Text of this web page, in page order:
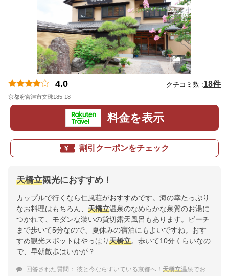
4.0 クチコミ数 :18件
京都府宮津市文珠185-18
料金を表示
割引クーポンをチェック
天橋立観光におすすめ！
カップルで行くなら仁風荘がおすすめです。海の幸たっぷり
なお料理はもちろん、 天橋立温泉のなめらかな泉質のお湯に
つかれて、モダンな装いの貸切露天風呂もあります。ビーチ
まで歩いて5分なので、夏休みの宿泊にもよいですね。おす
すめ観光スポットはやっぱり天橋立。歩いて10分くらいなの
で、早朝散歩はいかが？
回答された質問： 彼と今ならすいている京都へ！ 天橋立温泉でおすすめの宿は？